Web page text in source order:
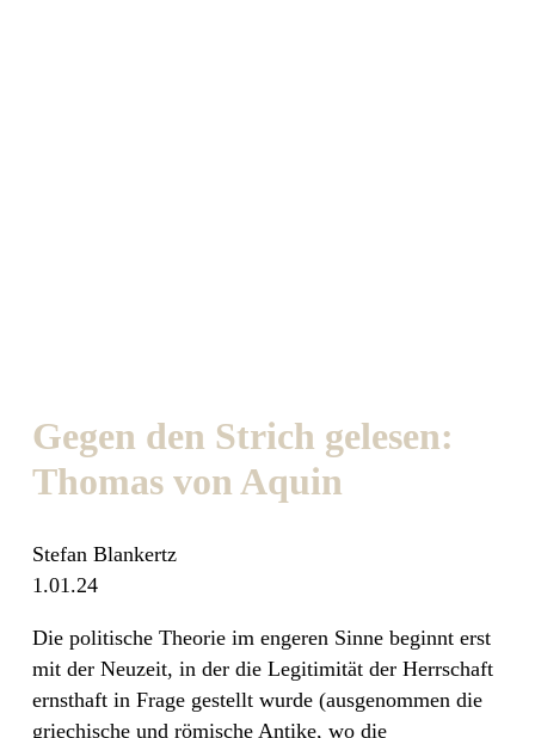
Gegen den Strich gelesen:
Thomas von Aquin
Stefan Blankertz
1.01.24
Die politische Theorie im engeren Sinne beginnt erst
mit der Neuzeit, in der die Legitimität der Herrschaft
ernsthaft in Frage gestellt wurde (ausgenommen die
griechische und römische Antike, wo die